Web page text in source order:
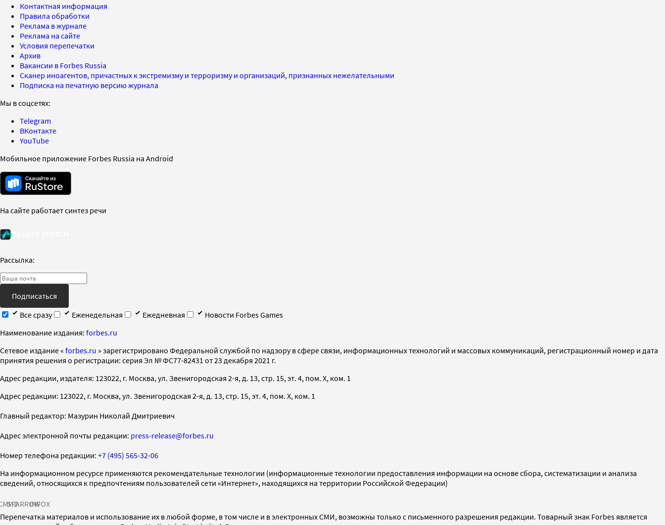
Контактная информация
Правила обработки
Реклама в журнале
Реклама на сайте
Условия перепечатки
Архив
Вакансии в Forbes Russia
Сканер иноагентов, причастных к экстремизму и терроризму и организаций, признанных нежелательными
Подписка на печатную версию журнала
Мы в соцсетях:
Telegram
ВКонтакте
YouTube
Мобильное приложение Forbes Russia на Android
На сайте работает синтез речи
Рассылка:
Подписаться
Все сразу
Еженедельная Ежедневная
Новости Forbes Games
Наименование издания: forbes.ru
Cетевое издание « forbes.ru » зарегистрировано Федеральной службой по надзору в сфере связи, информационных технологий и массовых коммуникаций, регистрационный номер и дата
принятия решения о регистрации: серия Эл № ФС77-82431 от 23 декабря 2021 г.
Адрес редакции, издателя: 123022, г. Москва, ул. Звенигородская 2-я, д. 13, стр. 15, эт. 4, пом. X, ком. 1
Адрес редакции: 123022, г. Москва, ул. Звенигородская 2-я, д. 13, стр. 15, эт. 4, пом. X, ком. 1
Главный редактор: Мазурин Николай Дмитриевич
Адрес электронной почты редакции: press-release@forbes.ru
Номер телефона редакции: +7 (495) 565-32-06
На информационном ресурсе применяются рекомендательные технологии (информационные технологии предоставления информации на основе сбора, систематизации и анализа
сведений, относящихся к предпочтениям пользователей сети «Интернет», находящихся на территории Российской Федерации)
SPARROWINFOX
Перепечатка материалов и использование их в любой форме, в том числе и в электронных СМИ, возможны только с письменного разрешения редакции. Товарный знак Forbes является